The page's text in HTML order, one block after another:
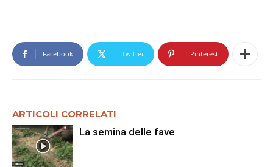
Facebook Twitter Pinterest
ARTICOLI CORRELATI
La semina delle fave